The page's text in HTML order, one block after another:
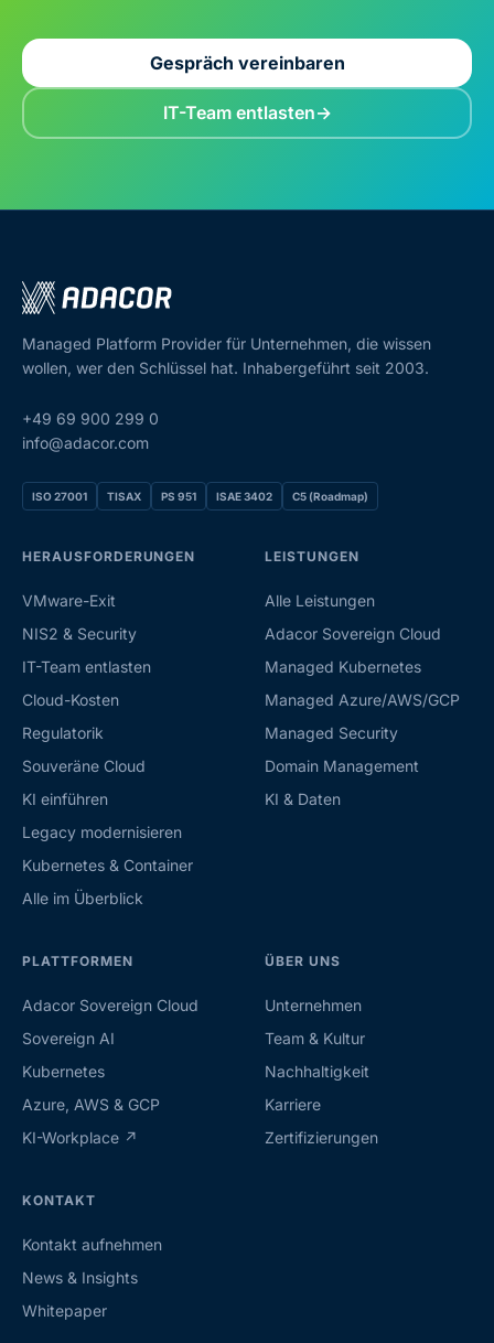
Gespräch vereinbaren
IT-Team entlasten
Managed Platform Provider für Unternehmen, die wissen
wollen, wer den Schlüssel hat. Inhabergeführt seit 2003.
+49 69 900 299 0
info@adacor.com
ISO 27001 TISAX PS 951 ISAE 3402 C5 (Roadmap)
HERAUSFORDERUNGEN
VMware-Exit
NIS2 & Security
IT-Team entlasten
Cloud-Kosten
Regulatorik
Souveräne Cloud
KI einführen
Legacy modernisieren
Kubernetes & Container
Alle im Überblick
LEISTUNGEN
Alle Leistungen
Adacor Sovereign Cloud
Managed Kubernetes
Managed Azure/AWS/GCP
Managed Security
Domain Management
KI & Daten
PLATTFORMEN
Adacor Sovereign Cloud
Sovereign AI
Kubernetes
Azure, AWS & GCP
KI-Workplace ↗
ÜBER UNS
Unternehmen
Team & Kultur
Nachhaltigkeit
Karriere
Zertifizierungen
KONTAKT
Kontakt aufnehmen
News & Insights
Whitepaper